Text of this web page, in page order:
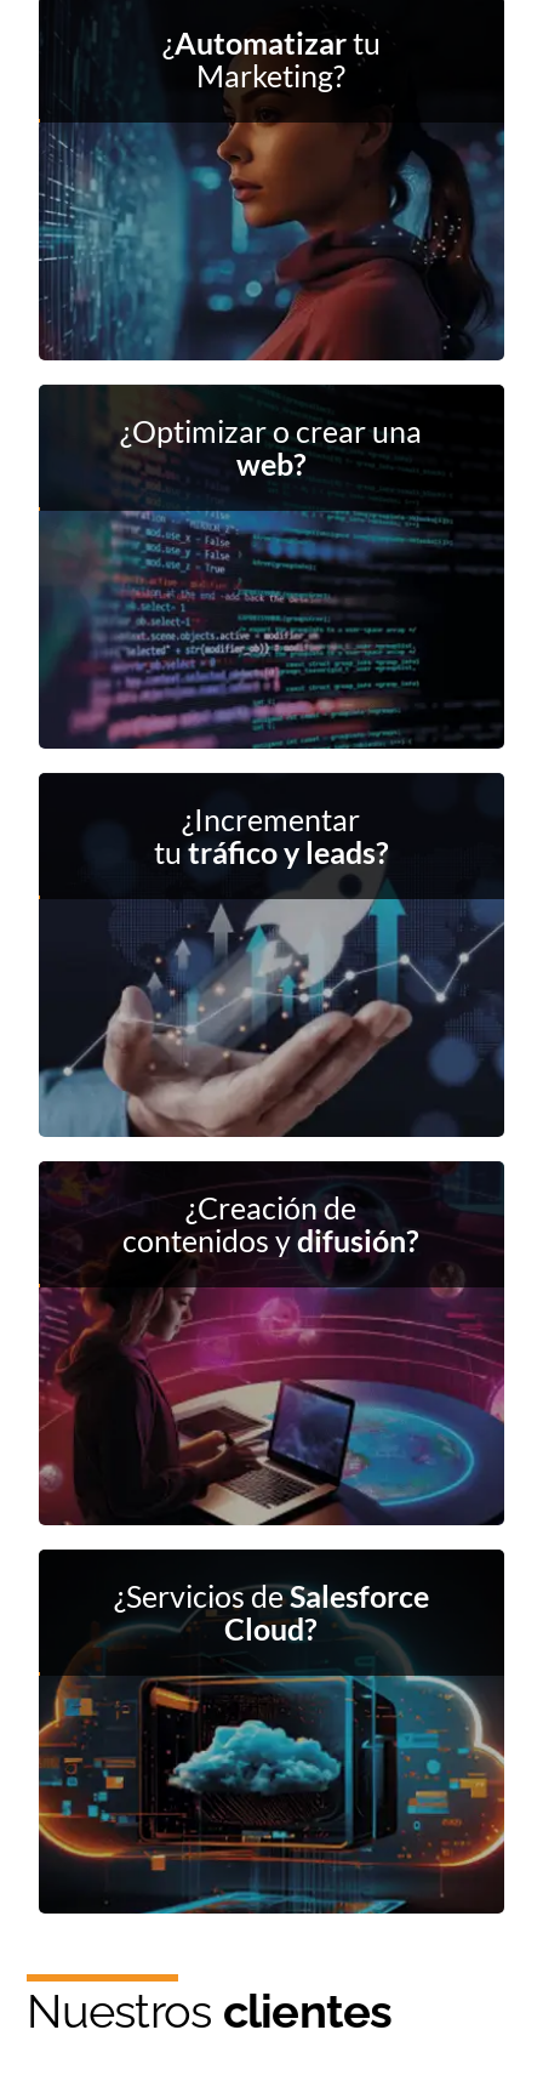
¿Automatizartu
Marketing?
¿Optimizar o crear una
web?
¿Incrementar
tu tráfico y leads?
¿Creación de
contenidos ydifusión?
¿Servicios deSalesforce
Cloud?
Nuestros clientes